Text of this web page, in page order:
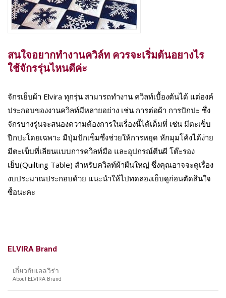
สนใจอยากทำงานควิล์ท ควรจะเริ่มต้นอยางไร
ใช้จักรรุ่นไหนดีค่ะ
จักรเย็บผ้า Elvira ทุกรุ่น สามารถทำงาน ควิลท์เบื้องต้นได้ แต่องค์
ประกอบของงานควิลท์มีหลายอย่าง เช่น การต่อผ้า การปักปะ ซึ่ง
จักรบางรุ่นจะสนองความต้องการในเรื่องนี้ได้เต็มที่ เช่น มีตะเข็บ
ปีกปะโดยเฉพาะ มีปุ่มปักเข็มซึ่งช่วยให้การหยุด หักมุมโค้งได้ง่าย
มีตะเข็บที่เลียนแบบการควิลท์มือ และอุปกรณ์ตีนผี โต๊ะรอง
เย็บ(Quilting Table) สำหรับควิลท์ผ้าผืนใหญ่ ซึ่งคุณอาจจะดูเรื่อง
งบประมาณประกอบด้วย แนะนำให้ไปทดลองเย็บดูก่อนตัดสินใจ
ซื้อนะคะ
ELVIRA Brand
เกี่ยวกับเอลวิร่า
About ELVIRA Brand